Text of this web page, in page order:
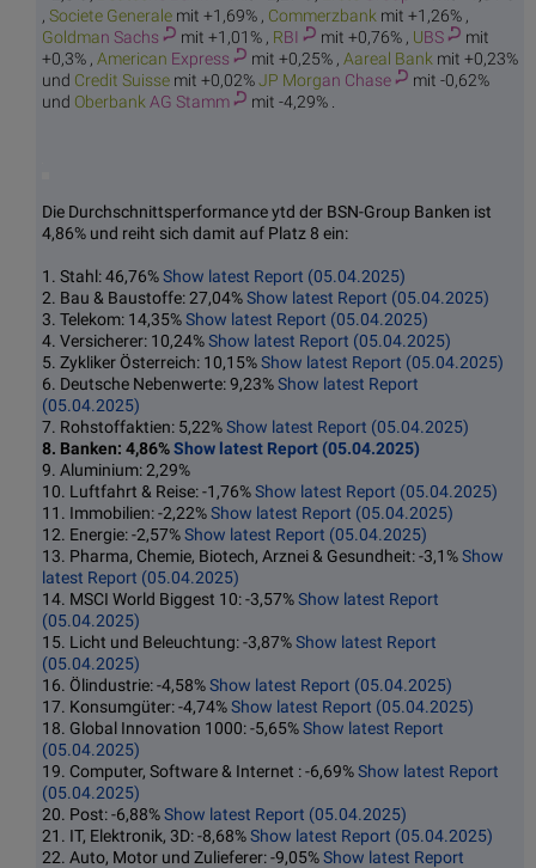
, Societe Generale mit +1,69% , Commerzbank mit +1,26% ,
Goldman Sachs mit +1,01% , RBI mit +0,76% , UBS
mit
+0,3% , American Express mit +0,25% , Aareal Bank mit +0,23%
und Credit Suisse mit +0,02%JP Morgan Chase
mit -0,62%
und Oberbank AG Stamm mit -4,29% .
Die Durchschnittsperformance ytd der BSN-Group Banken ist
4,86% und reiht sich damit auf Platz 8 ein:
1. Stahl: 46,76%Show latest Report (05.04.2025)
2. Bau & Baustoffe: 27,04%Show latest Report (05.04.2025)
3. Telekom: 14,35%Show latest Report (05.04.2025)
4. Versicherer: 10,24%Show latest Report (05.04.2025)
5. Zykliker Österreich: 10,15%Show latest Report (05.04.2025)
6. Deutsche Nebenwerte: 9,23%Show latest Report
(05.04.2025)
7. Rohstoffaktien: 5,22%Show latest Report (05.04.2025)
8. Banken: 4,86%Show latest Report (05.04.2025)
9. Aluminium: 2,29%
10. Luftfahrt & Reise: -1,76%Show latest Report (05.04.2025)
11. Immobilien: -2,22%Show latest Report (05.04.2025)
12. Energie: -2,57%Show latest Report (05.04.2025)
13. Pharma, Chemie, Biotech, Arznei & Gesundheit: -3,1%Show
latest Report (05.04.2025)
14. MSCI World Biggest 10: -3,57%Show latest Report
(05.04.2025)
15. Licht und Beleuchtung: -3,87%Show latest Report
(05.04.2025)
16. Ölindustrie: -4,58%Show latest Report (05.04.2025)
17. Konsumgüter: -4,74%Show latest Report (05.04.2025)
18. Global Innovation 1000: -5,65%Show latest Report
(05.04.2025)
19. Computer, Software & Internet : -6,69%Show latest Report
(05.04.2025)
20. Post: -6,88%Show latest Report (05.04.2025)
21. IT, Elektronik, 3D: -8,68%Show latest Report (05.04.2025)
22. Auto, Motor und Zulieferer: -9,05%Show latest Report